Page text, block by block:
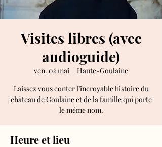
Visites libres (avec
audioguide)
ven. 02 mai
  |
Haute-Goulaine
Laissez vous conter l’incroyable histoire du
château de Goulaine et de la famille qui porte
le même nom.
Heure et lieu